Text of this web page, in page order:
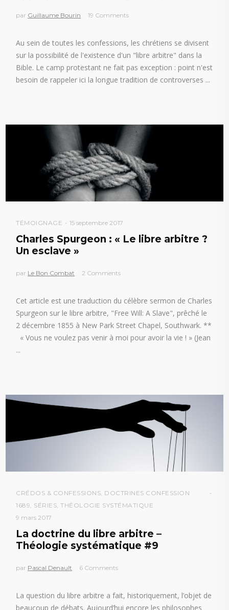
par Guillaume Bourin 19 Comments
Au sein de toutes les confessions, les chrétiens se divisent
sur la possibilité de l'existence d'un "libre arbitre" dans la
Bible. Le camp protestant ne fait pas exception : point n'est
besoin de rappeler ici la longue tradition de controverses
TÉMOIGNAGE 15 septembre 2017
Charles Spurgeon : « Le libre arbitre ?
Un esclave »
par Le Bon Combat 2 Comments
Cet article est une traduction du célèbre sermon de Charles
Spurgeon sur le libre arbitre, "Free Will: A Slave", prêché le
2 décembre 1855 à New Park Street Chapel, Southwark. **
« Vous ne voulez pas venir à moi pour avoir la vie ! » (Jean
CRÉDOS & CONFESSIONS, DOCTRINES CONFESSION
1689, SÉRIES,THÉOLOGIE SYSTÉMATIQUE
9 mars 2017
La doctrine du libre arbitre –
Théologie systématique #9
par Pascal Denault 6 Comments
La question du libre arbitre a fait, historiquement, l’objet de
beaucoup de débats. Aujourd’hui encore les philosophes